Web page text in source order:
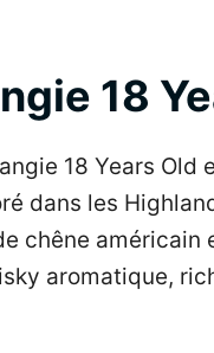
18
18 Years
dans les
chêne américain
aromatique,